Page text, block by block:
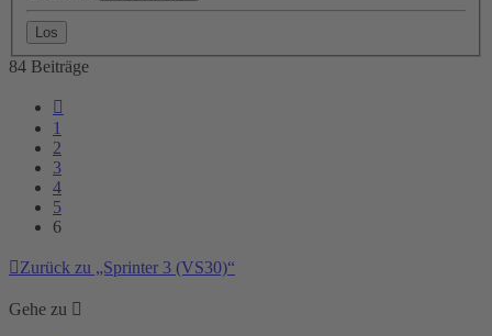
84 Beiträge
1
2
3
4
5
6
Zurück zu „Sprinter 3 (VS30)“
Gehe zu